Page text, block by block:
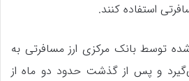
استفاده کنند.
توسط بانک مرکزى ارز مسافرتى به
و پس از گذشت حدود دو ماه از